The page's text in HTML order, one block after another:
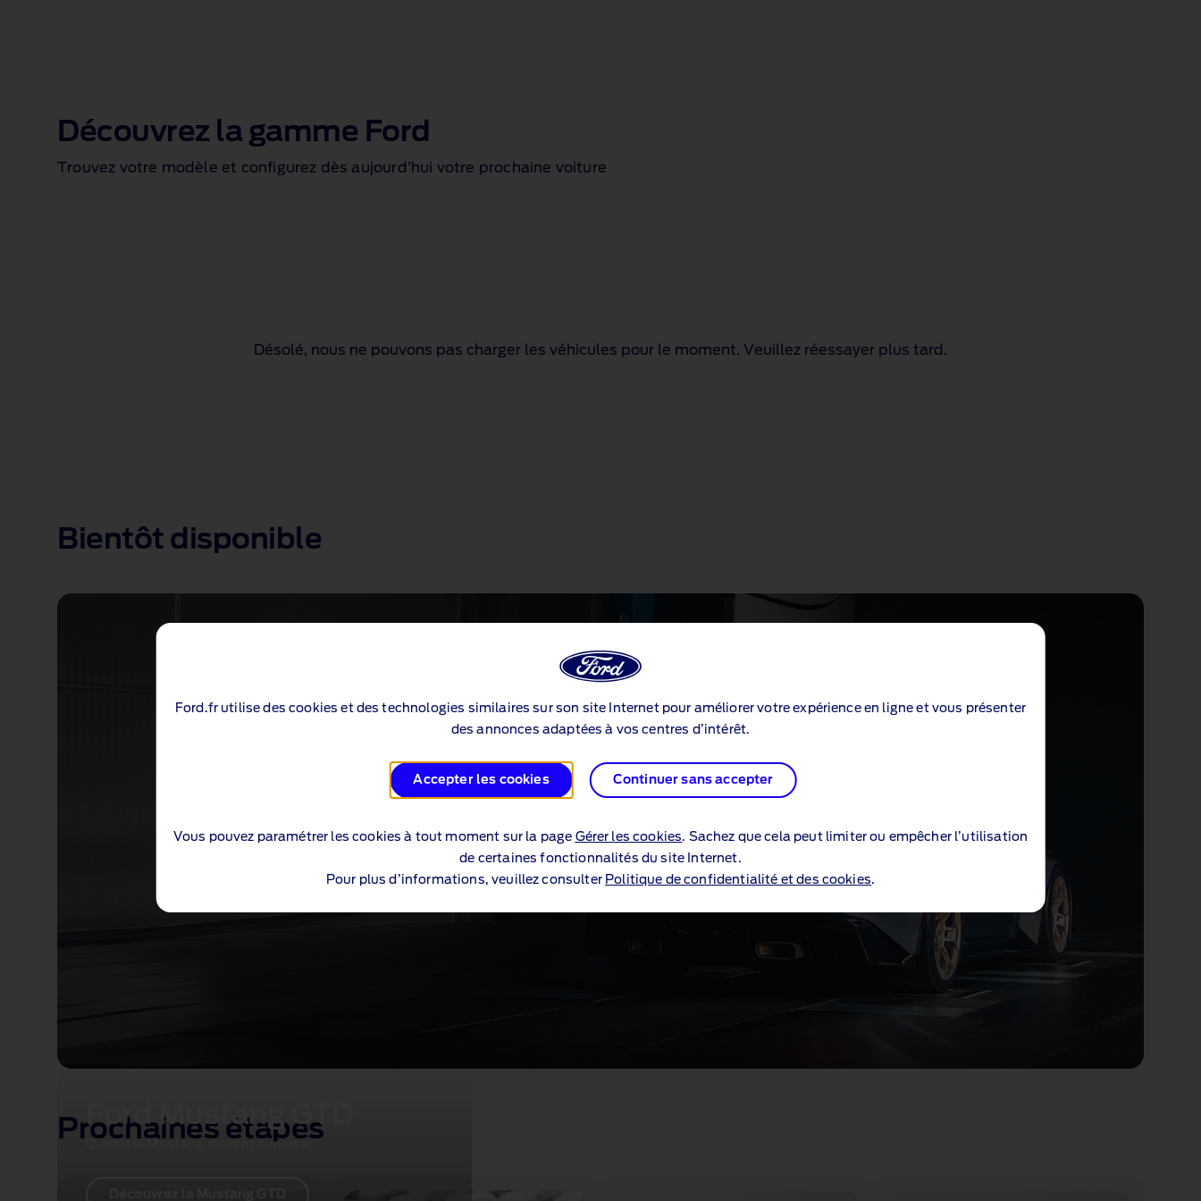
Ford.fr utilise des cookies et des technologies similaires sur son site Internet pour améliorer votre expérience en ligne et vous présenter
des annonces adaptées à vos centres d’intérêt.
Accepter les cookies Continuer sans accepter
Vous pouvez paramétrer les cookies à tout moment sur la page Gérer les cookies. Sachez que cela peut limiter ou empêcher l’utilisation
de certaines fonctionnalités du site Internet.
Pour plus d’informations, veuillez consulter Politique de confidentialité et des cookies.
Découvrez la gamme Ford
Trouvez votre modèle et configurez dès aujourd’hui votre prochaine voiture
Désolé, nous ne pouvons pas charger les véhicules pour le moment. Veuillez réessayer plus tard.
Bientôt disponible
Ford Mustang GTD
Quand la Mustang devient supercar.
Prochaines étapes